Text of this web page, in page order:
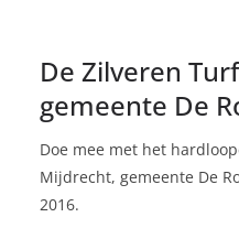
De Zilveren
gemeente De
Doe mee met het
Mijdrecht, gemeente De
2016.